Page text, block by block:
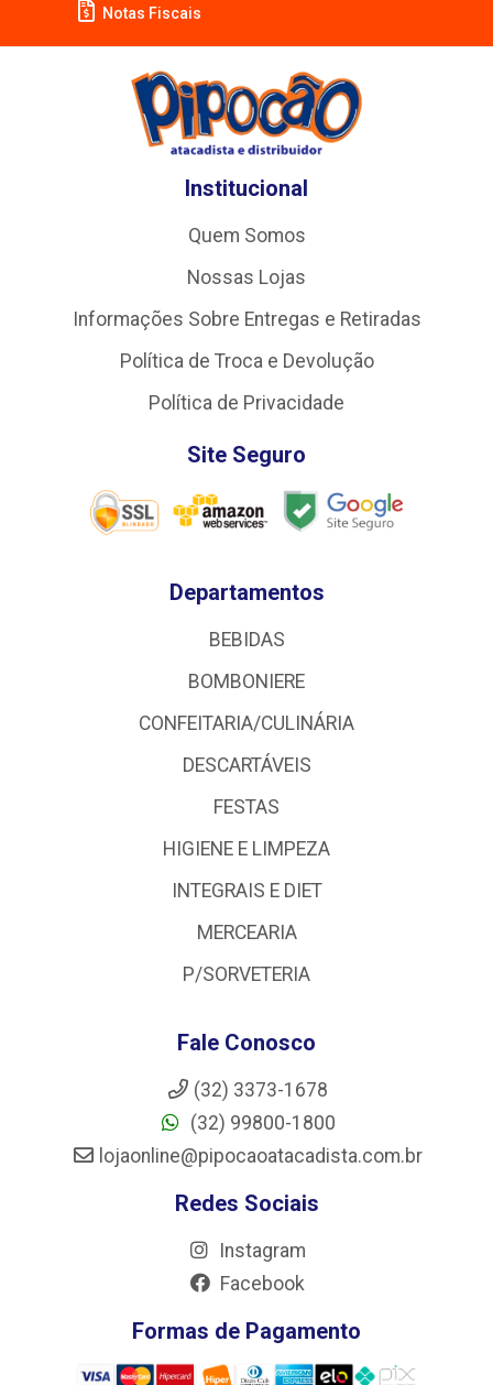
Notas Fiscais
Institucional
Quem Somos
Nossas Lojas
Informações Sobre Entregas e Retiradas
Política de Troca e Devolução
Política de Privacidade
Site Seguro
Departamentos
BEBIDAS
BOMBONIERE
CONFEITARIA/CULINÁRIA
DESCARTÁVEIS
FESTAS
HIGIENE E LIMPEZA
INTEGRAIS E DIET
MERCEARIA
P/SORVETERIA
Fale Conosco
(32) 3373-1678
(32) 99800-1800
lojaonline@pipocaoatacadista.com.br
Redes Sociais
Instagram
Facebook
Formas de Pagamento